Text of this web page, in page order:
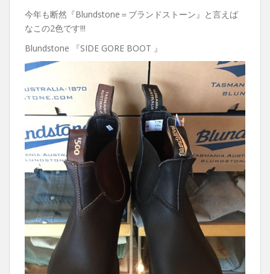
今年も断然『Blundstone＝ブランドストーン』と言えば
なこの2色です!!!
Blundstone 『SIDE GORE BOOT 』